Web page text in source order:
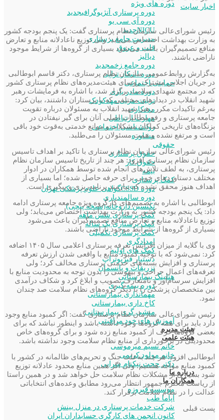
دوره های ویژه
دوره پرستاری آنژیوگرافیجدید
دوره آی سی یو
NICUجدید
مدیریت جامع پرستاری
قلب و عروق
دیالیز
دوره جامع زخمجدید
دوره اسکار تراپی
حمایتی اجتماعی
دوره مادر یاری
تربیت مربی مهدکودک
مددکاری
مهارت ارتباطی
روانشناسی اجتماعی
مشاوره
حقوقی
حقوق پرستاری
حقوق کار
بیمه
کمک پرستاری
دوره CSSD
گواهی علوم پزشکی تهران
دوره سالمندیاری
تکنسین داروخانه(نسخه پیچی)
کمک پرستاری شش ماهه
کمک پرستاری یک ساله
کمک پرستاری تکمیلی
امدادگری
کمک های اولیه
دستیار فیزیوتراپ
تزریقات و پانسمان
هتلینگ بیمارستانی
دوره بیمه گیری
مهمانداری بیمارستانی
کاخ داری بیمارستانی
منشی گری بیمارستانی
آموزش های خود مراقبتی
هیئت مدیره
هیئت علمی
خانم نسیم میرموسی
خانم مولود کریمی
دکتر حجت نیکنام سرابی
درباره ما
همکاران ما
موسسه فیروزه
آپاما طب
شرکت خدمات پرستاری در منزل بینش
کانون انجمن های کارگری حسابداران ایران
اخبار سایت
رئیس شورای‌عا‌لی سازمان نظام پرستاری گفت: یک پنجم بودجه کشور
به وزارت بهداشت اختصاص می‌یابد؛ ولی توزیع ناعادلانه منابع و تعارض
منافع تصمیم‌گیران باعث می‌شود بسیاری از گروه‌ها از شرایط موجود
ناراضی باشند.
به‌گزارش روابط‌عمومی سازمان نظام پرستاری، دکتر قاسم ابوطالبی
در جریان اجلاس مشترک روسای هیئت‌مدیره‌های نظام پرستاری کشور
که در مجتمع شهدای سلامت برگزار شد، با اشاره به فرمایشات رهبر
شهید انقلاب در دیدارهای مختلفی که با پرستاران داشتند، بیان کرد:
به‌رغم تاکیدات مکرر رهبر شهید انقلاب به مسئولان درباره تقویت
جامعه پرستاری و رفع مطالبات اصلی آنان برای گیر نیفتادن در
بزنگاه‌های تاریخی کماکان مشکلات و موانع خدمتی به‌قوت خود باقی
است و مرتفع نشده و همت مسئولان را می‌طلبد.
رئیس شورای‌عالی سازمان نظام پرستاری با تاکید بر اهداف تاسیس
سازمان نظام پرستاری افزود: هر چند از تاریخ تاسیس سازمان نظام
پرستاری، به لطف تلاش‌های انجام شده توسط همکاران در ادوار
مختلف دستاوردهای خوبی برای حرفه حاصل شده؛ اما بسیاری از
اهداف هنوز محقق نشده که نیازمند برنامه‌ریزی و پیگیری است.
ابوطالبی با اشاره به تصمیم‌های کارگروه ویژه جامعه پرستاری ادامه
داد: یک پنجم بودجه کشور به وزارت بهداشت اختصاص می‌یابد؛ ولی
توزیع ناعادلانه منابع و تعارض منافع تصمیم‌گیران باعث می‌شود
بسیاری از گروه‌ها از شرایط موجود ناراضی باشند.
وی با گلایه از میزان افزایش تعرفه پرستاری اعلامی سال ۱۴۰۵ اضافه
کرد: نمی‌شود که با توجیه کمبود منابع با واقعی شدن ارزش تعرفه
پرستاری و افزایش بسته‌های خدمتی پرستاری مخالف کرد؛ ولی
تعرفه‌های اعمال جراحی و بیهوشی را بدون توجه به محدودیت منابع با
افزایش سرسام‌آور و نامتعارف تصویب و ابلاغ کرد و شکاف درآمدی
بین متخصصان پزشکی را با دیگر گروه‌های نظام سلامت صد چندان
نمود.
رئیس شورای‌عالی سازمان نظام پرستاری گفت: اگر کمبود منابع وجود
دارد باید برای همه گروه‌ها وجود داشته باشد و اینطور نباشد که برای
بعضی گروه‌ها حرف از کمبود منابع زده شود و برای گروه‌های خاص
محدودیتی در برخورداری از منابع نظام سلامت وجود نداشته باشد.
ابوطالبی افزود: هر چند به‌علت جنگ و تحریم‌های ظالمانه در کشور با
کمبود منابع مواجه هستیم؛ ولی اگر همین منابع محدود عادلانه توزیع
شود بسیاری از مشکلات نظام سلامت حل خواهد شد و در همین راستا
از ریاست محترم جمهور انتظار می‌رود مطابق وعده‌های انتخاباتی
عدالت را در نظام سلامت برقرار کند.
پست قبلی